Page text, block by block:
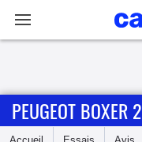
Accueil
PEUGEOT BOXER 2